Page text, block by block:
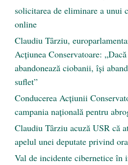
solicitarea de eliminare a unui
online
Claudiu Târziu,
Acțiunea Conservatoare:
abandonează ciobanii, își
suflet”
Conducerea Acțiunii
campania națională pentru
Claudiu Târziu acuză USR că
apelul unei deputate privind
Val de incidente cibernetice în